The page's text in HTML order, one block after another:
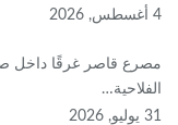
4 أغسطس, 2026
مصرع قاصر غرقًا داخل
الفلاحية…
31 يوليو, 2026